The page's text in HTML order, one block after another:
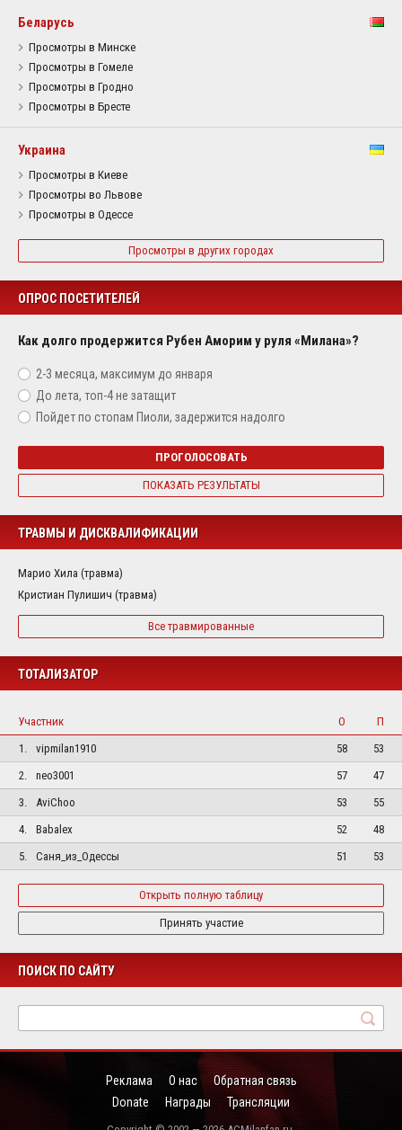
Беларусь
Просмотры в Минске
Просмотры в Гомеле
Просмотры в Гродно
Просмотры в Бресте
Украина
Просмотры в Киеве
Просмотры во Львове
Просмотры в Одессе
Просмотры в других городах
ОПРОС ПОСЕТИТЕЛЕЙ
Как долго продержится Рубен Аморим у руля «Милана»?
2-3 месяца, максимум до января
До лета, топ-4 не затащит
Пойдет по стопам Пиоли, задержится надолго
ПРОГОЛОСОВАТЬ
ПОКАЗАТЬ РЕЗУЛЬТАТЫ
ТРАВМЫ И ДИСКВАЛИФИКАЦИИ
Марио Хила (травма)
Кристиан Пулишич (травма)
Все травмированные
ТОТАЛИЗАТОР
Участник О
П
1.
vipmilan1910 58
53
2.
neo3001 57
47
3.
AviChoo 53
55
4.
Babalex 52
48
5.
Саня_из_Одессы 51 53
Открыть полную таблицу
Принять участие
ПОИСК ПО САЙТУ
Реклама О нас
Обратная связь
Donate
Награды Трансляции